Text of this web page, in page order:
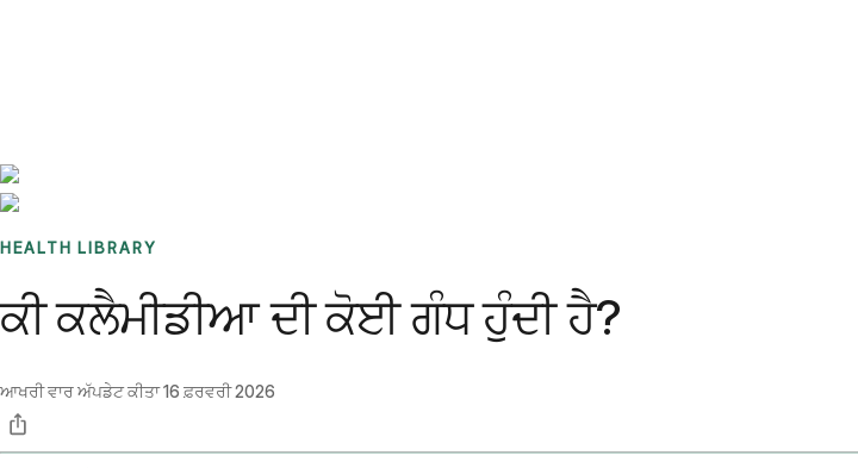
HEALTH LIBRARY
ਕੀ ਕਲੈਮੀਡੀਆ ਦੀ ਕੋਈ ਗੰਧ ਹੁੰਦੀ ਹੈ?
ਆਖਰੀ ਵਾਰ ਅੱਪਡੇਟ ਕੀਤਾ16 ਫ਼ਰਵਰੀ 2026